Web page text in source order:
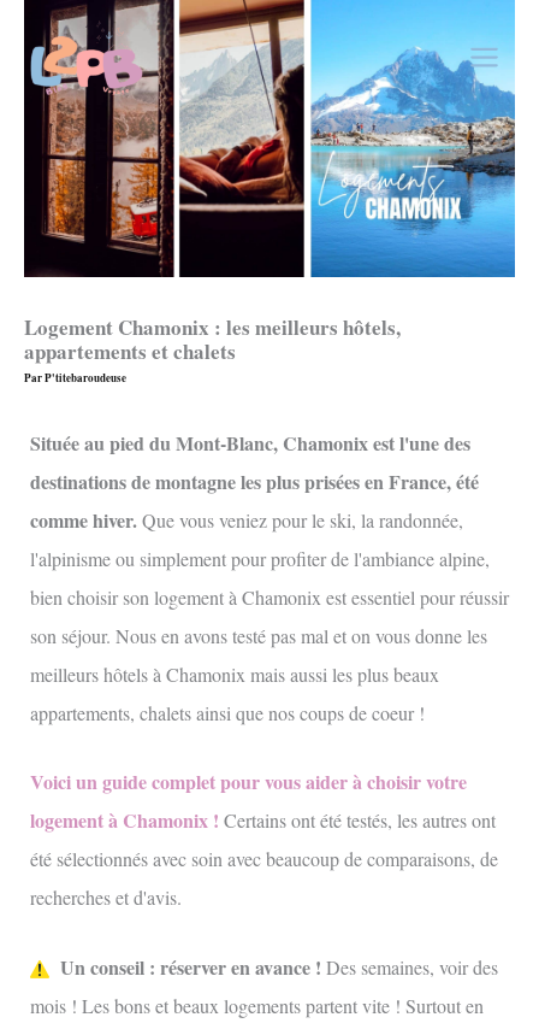
contenu
Logement Chamonix : les meilleurs hôtels,
appartements et chalets
ParP'titebaroudeuse
Située au pied du Mont-Blanc, Chamonix est l'une des
destinations de montagne les plus prisées en France, été
comme hiver.Que vous veniez pour le ski, la randonnée,
l'alpinisme ou simplement pour profiter de l'ambiance alpine,
bien choisir son logement à Chamonix est essentiel pour réussir
son séjour. Nous en avons testé pas mal et on vous donne les
meilleurs hôtels à Chamonix mais aussi les plus beaux
appartements, chalets ainsi que nos coups de coeur !
Voici un guide complet pour vous aider à choisir votre
logement à Chamonix ! Certains ont été testés, les autres ont
été sélectionnés avec soin avec beaucoup de comparaisons, de
recherches et d'avis.
Un conseil : réserver en avance ! Des semaines, voir des
mois ! Les bons et beaux logements partent vite ! Surtout en